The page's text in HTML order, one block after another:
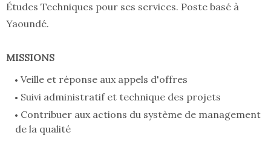
Études Techniques pour ses services. Poste basé à
Yaoundé.
MISSIONS
Veille et réponse aux appels d'offres
Suivi administratif et technique des projets
Contribuer aux actions du système de management
de la qualité